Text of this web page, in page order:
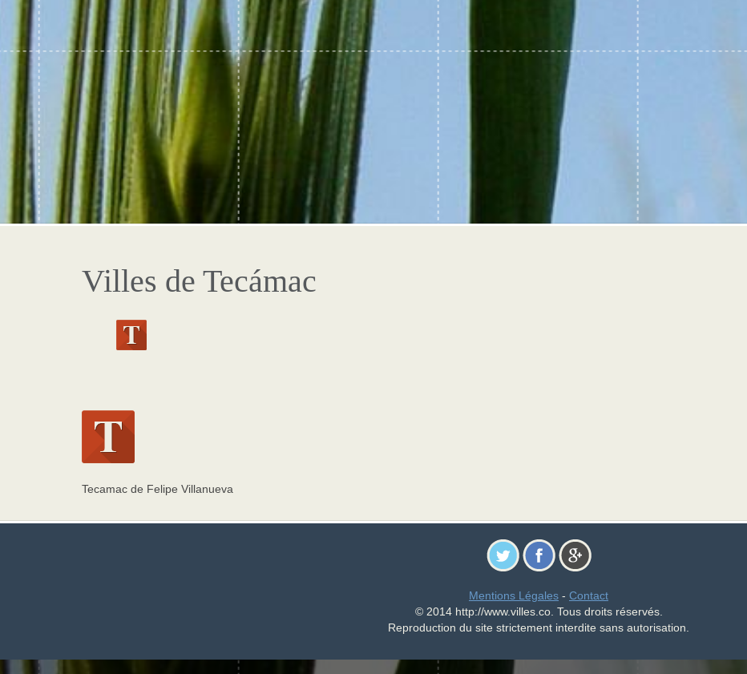
Villes de Tecámac
Tecamac de Felipe Villanueva
Mentions Légales - Contact
© 2014 http://www.villes.co. Tous droits réservés.
Reproduction du site strictement interdite sans autorisation.